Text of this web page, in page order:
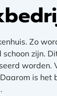
Zo
zijn.
worden.
is het